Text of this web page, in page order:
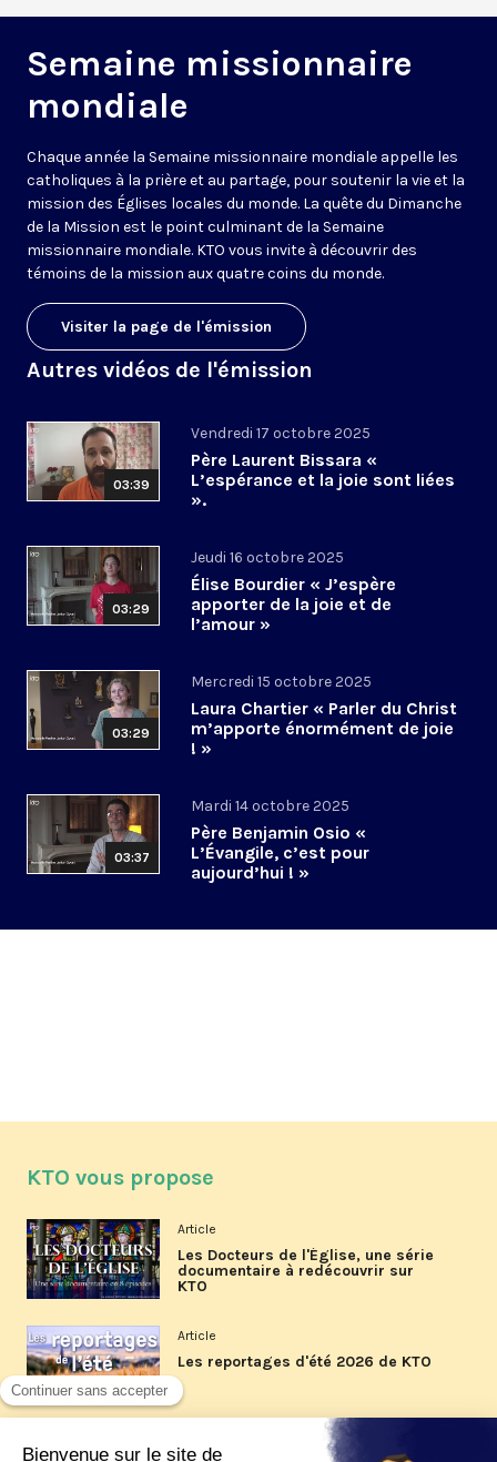
Semaine missionnaire
mondiale
Chaque année la Semaine missionnaire mondiale appelle les
catholiques à la prière et au partage, pour soutenir la vie et la
mission des Églises locales du monde. La quête du Dimanche
de la Mission est le point culminant de la Semaine
missionnaire mondiale. KTO vous invite à découvrir des
témoins de la mission aux quatre coins du monde.
Visiter la page de l'émission
Autres vidéos de l'émission
03:39
Vendredi 17 octobre 2025
Père Laurent Bissara «
L’espérance et la joie sont liées
».
03:29
Jeudi 16 octobre 2025
Élise Bourdier « J’espère
apporter de la joie et de
l’amour »
03:29
Mercredi 15 octobre 2025
Laura Chartier « Parler du Christ
m’apporte énormément de joie
! »
03:37
Mardi 14 octobre 2025
Père Benjamin Osio «
L’Évangile, c’est pour
aujourd’hui ! »
KTO vous propose
Article
Les Docteurs de l'Église, une série
documentaire à redécouvrir sur
KTO
Article
Les reportages d'été 2026 de KTO